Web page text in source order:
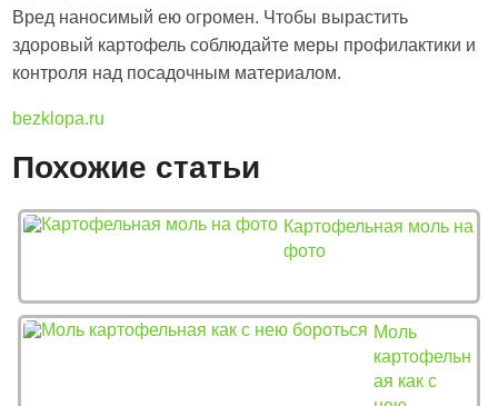
Вред наносимый ею огромен. Чтобы вырастить
здоровый картофель соблюдайте меры профилактики и
контроля над посадочным материалом.
bezklopa.ru
Похожие статьи
Картофельная моль на
фото
Моль
картофельн
ая как с